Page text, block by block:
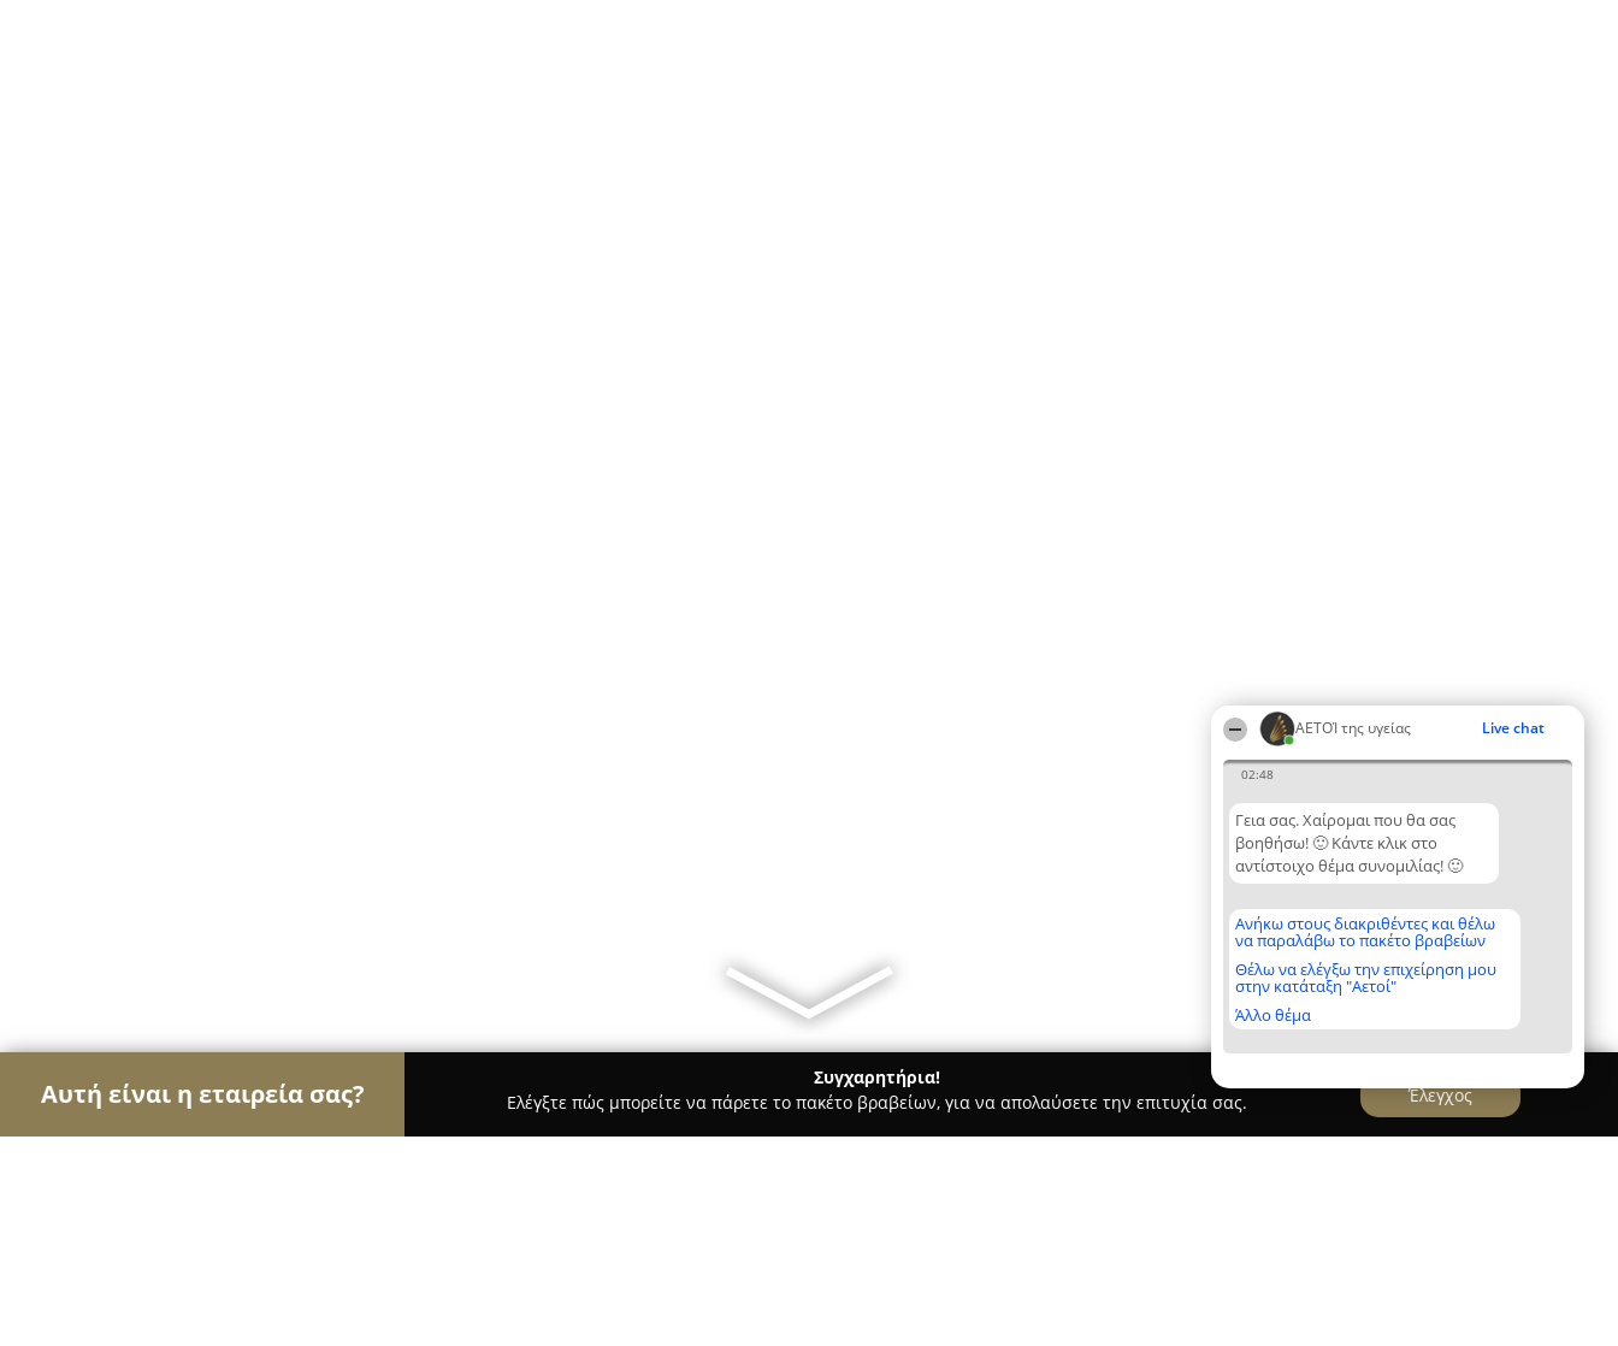
ΑΕΤΟΊ της υγείας Live chat
02:48
Γεια σας. Χαίρομαι που θα σας
βοηθήσω! 🙂 Κάντε κλικ στο
αντίστοιχο θέμα συνομιλίας! 🙂
Ανήκω στους διακριθέντες και θέλω
να παραλάβω το πακέτο βραβείων
Θέλω να ελέγξω την επιχείρηση μου
στην κατάταξη "Αετοί"
Άλλο θέμα
Αυτή είναι η εταιρεία σας?
Συγχαρητήρια!
Ελέγξτε πώς μπορείτε να πάρετε το πακέτο βραβείων, για να απολαύσετε την επιτυχία σας.
Έλεγχος